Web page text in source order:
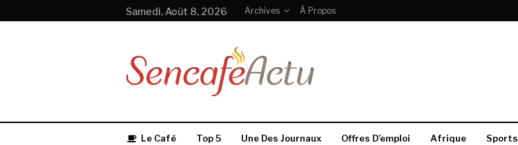
Samedi, Août 8, 2026 Archives À Propos
Le Café Top 5 Une Des Journaux Offres D’emploi Afrique Sports